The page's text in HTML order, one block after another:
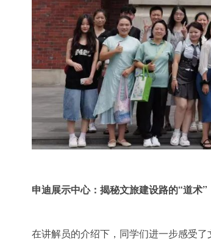
申迪展示中心：揭秘文旅建设路的“道术”
在讲解员的介绍下，同学们进一步感受了